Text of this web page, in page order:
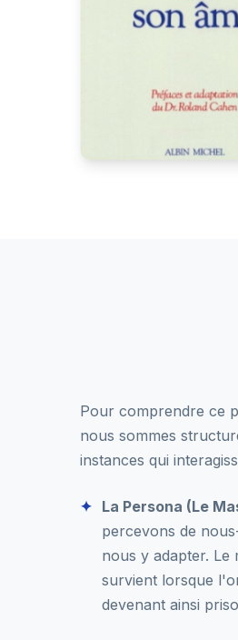
Pour comprendre ce
nous sommes
instances qui
La Persona (Le
percevons de
nous y adapter. Le
survient lorsque
devenant ainsi